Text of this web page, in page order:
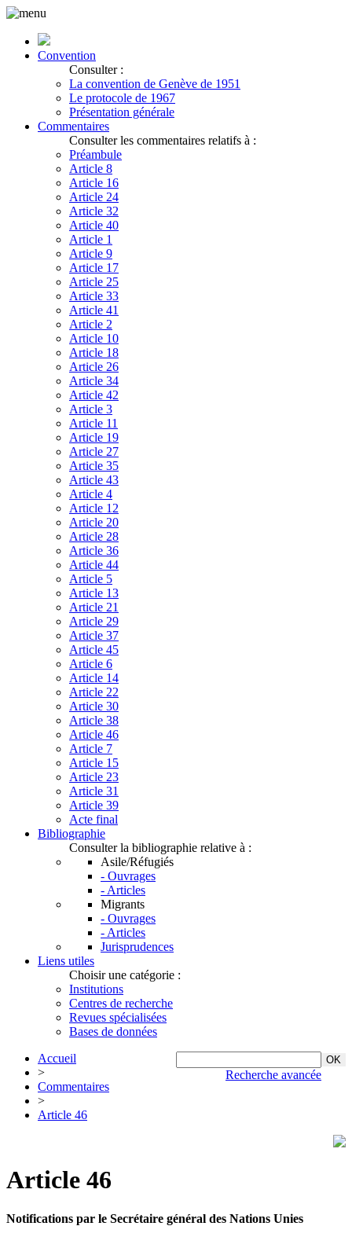
Convention
Consulter :
La convention de Genève de 1951
Le protocole de 1967
Présentation générale
Commentaires
Consulter les commentaires relatifs à :
Préambule
Article 8
Article 16
Article 24
Article 32
Article 40
Article 1
Article 9
Article 17
Article 25
Article 33
Article 41
Article 2
Article 10
Article 18
Article 26
Article 34
Article 42
Article 3
Article 11
Article 19
Article 27
Article 35
Article 43
Article 4
Article 12
Article 20
Article 28
Article 36
Article 44
Article 5
Article 13
Article 21
Article 29
Article 37
Article 45
Article 6
Article 14
Article 22
Article 30
Article 38
Article 46
Article 7
Article 15
Article 23
Article 31
Article 39
Acte final
Bibliographie
Consulter la bibliographie relative à :
Asile/Réfugiés
- Ouvrages
- Articles
Migrants
- Ouvrages
- Articles
Jurisprudences
Liens utiles
Choisir une catégorie :
Institutions
Centres de recherche
Revues spécialisées
Bases de données
Recherche avancée
Accueil
>
Commentaires
>
Article 46
Article 46
Notifications par le Secrétaire général des Nations Unies